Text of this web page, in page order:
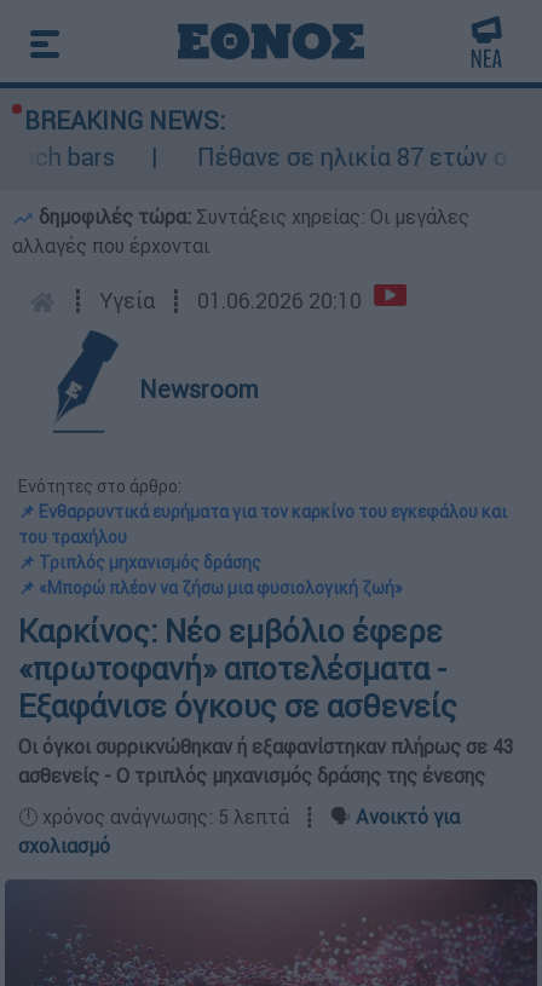
BREAKING NEWS:
Πέθανε σε ηλικία 87 ετών ο
δημοφιλές τώρα: Συντάξεις χηρείας: Οι μεγάλες
αλλαγές που έρχονται
┋ Υγεία ┋ 01.06.2026 20:10
Newsroom
Ενότητες στο άρθρο:
📌 Ενθαρρυντικά ευρήματα για τον καρκίνο του εγκεφάλου και
του τραχήλου
📌 Τριπλός μηχανισμός δράσης
📌 «Μπορώ πλέον να ζήσω μια φυσιολογική ζωή»
Καρκίνος: Νέο εμβόλιο έφερε
«πρωτοφανή» αποτελέσματα -
Εξαφάνισε όγκους σε ασθενείς
Οι όγκοι συρρικνώθηκαν ή εξαφανίστηκαν πλήρως σε 43
ασθενείς - Ο τριπλός μηχανισμός δράσης της ένεσης
🕛 χρόνος ανάγνωσης: 5 λεπτά ┋ 🗣️ Ανοικτό για
σχολιασμό